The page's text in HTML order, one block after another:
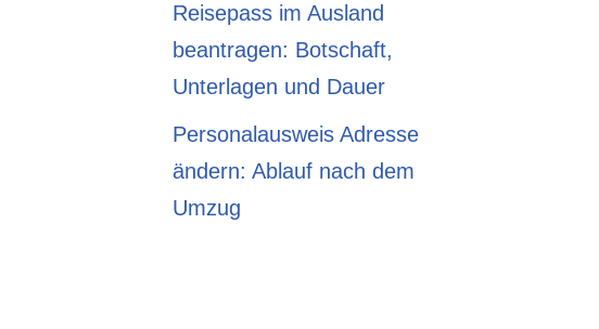
Reisepass im Ausland
beantragen: Botschaft,
Unterlagen und Dauer
Personalausweis Adresse
ändern: Ablauf nach dem
Umzug